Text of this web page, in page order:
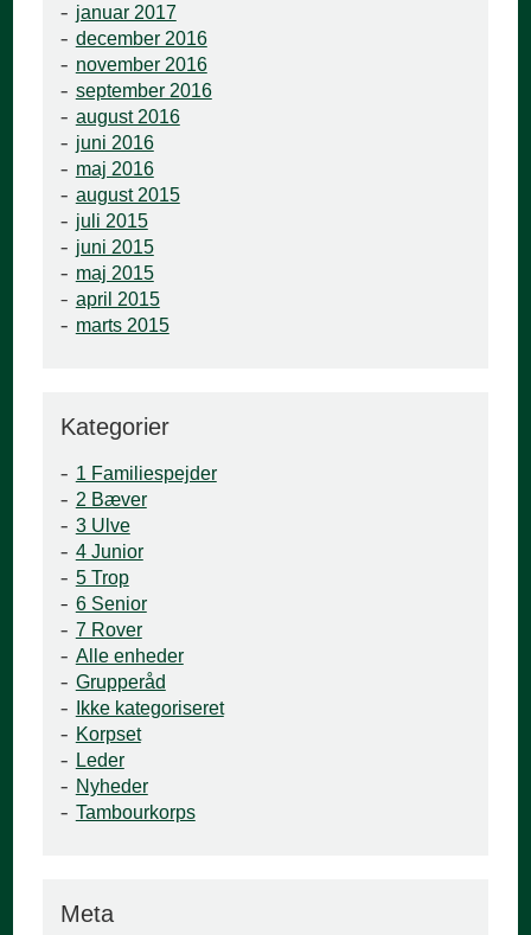
januar 2017
december 2016
november 2016
september 2016
august 2016
juni 2016
maj 2016
august 2015
juli 2015
juni 2015
maj 2015
april 2015
marts 2015
Kategorier
1 Familiespejder
2 Bæver
3 Ulve
4 Junior
5 Trop
6 Senior
7 Rover
Alle enheder
Grupperåd
Ikke kategoriseret
Korpset
Leder
Nyheder
Tambourkorps
Meta